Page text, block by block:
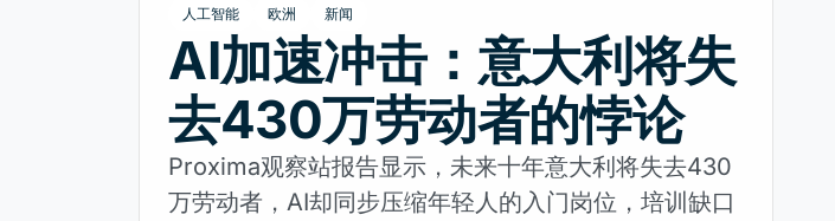
人工智能 欧洲 新闻
AI加速冲击：意大利将失
去430万劳动者的悖论
Proxima观察站报告显示，未来十年意大利将失去430
万劳动者，AI却同步压缩年轻人的入门岗位，培训缺口